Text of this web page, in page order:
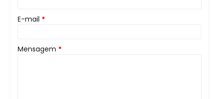
E-mail *
Mensagem *